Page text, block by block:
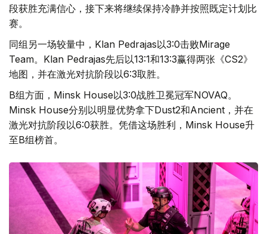
段获胜充满信心，接下来将继续保持冷静并按照既定计划比
赛。
同组另一场较量中，Klan Pedrajas以3:0击败Mirage
Team。Klan Pedrajas先后以13:1和13:3赢得两张《CS2》
地图，并在激光对抗阶段以6:3取胜。
B组方面，Minsk House以3:0战胜卫冕冠军NOVAQ。
Minsk House分别以明显优势拿下Dust2和Ancient，并在
激光对抗阶段以6:0获胜。凭借这场胜利，Minsk House升
至B组榜首。